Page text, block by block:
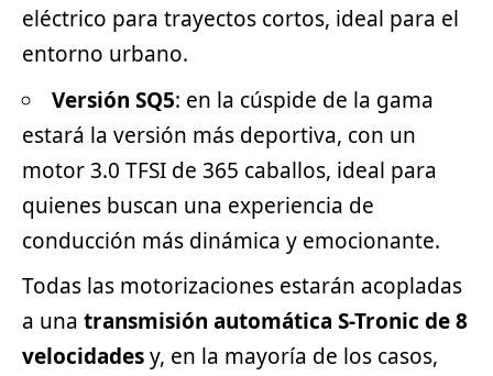
eléctrico para trayectos cortos, ideal para el
entorno urbano.
Versión SQ5: en la cúspide de la gama
estará la versión más deportiva, con un
motor 3.0 TFSI de 365 caballos, ideal para
quienes buscan una experiencia de
conducción más dinámica y emocionante.
Todas las motorizaciones estarán acopladas
a una transmisión automática S-Tronic de 8
velocidadesy, en la mayoría de los casos,